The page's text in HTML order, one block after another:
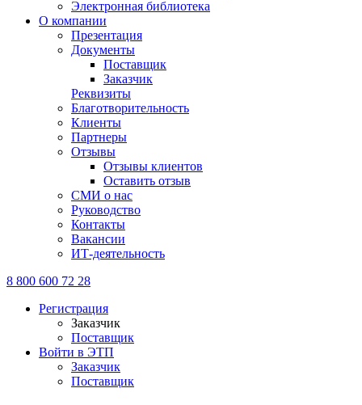
Электронная библиотека
О компании
Презентация
Документы
Поставщик
Заказчик
Реквизиты
Благотворительность
Клиенты
Партнеры
Отзывы
Отзывы клиентов
Оставить отзыв
СМИ о нас
Руководство
Контакты
Вакансии
ИТ-деятельность
8 800 600 72 28
Регистрация
Заказчик
Поставщик
Войти в ЭТП
Заказчик
Поставщик